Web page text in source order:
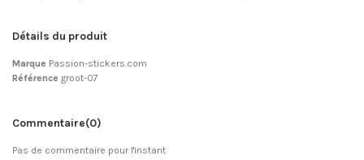
Détails du produit
Marque Passion-stickers.com
Référence groot-07
Commentaire(0)
Pas de commentaire pour l'instant